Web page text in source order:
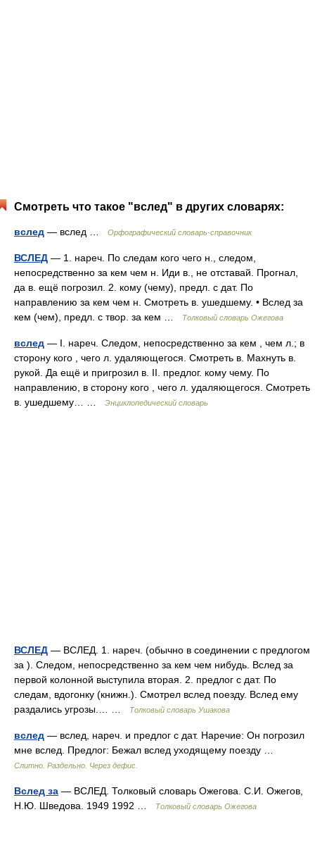
Смотреть что такое "вслед" в других словарях:
вслед — вслед … Орфографический словарь-справочник
ВСЛЕД — 1. нареч. По следам кого чего н., следом,
непосредственно за кем чем н. Иди в., не отставай. Прогнал,
да в. ещё погрозил. 2. кому (чему), предл. с дат. По
направлению за кем чем н. Смотреть в. ушедшему. • Вслед за
кем (чем), предл. с твор. за кем …
Толковый словарь Ожегова
вслед — I. нареч. Следом, непосредственно за кем , чем л.; в
сторону кого , чего л. удаляющегося. Смотреть в. Махнуть в.
рукой. Да ещё и пригрозил в. II. предлог. кому чему. По
направлению, в сторону кого , чего л. удаляющегося. Смотреть
в. ушедшему… …
Энциклопедический словарь
ВСЛЕД — ВСЛЕД. 1. нареч. (обычно в соединении с предлогом
за ). Следом, непосредственно за кем чем нибудь. Вслед за
первой колонной выступила вторая. 2. предлог с дат. По
следам, вдогонку (книжн.). Смотрел вслед поезду. Вслед ему
раздались угрозы.… …
Толковый словарь Ушакова
вслед — вслед, нареч. и предлог с дат. Наречие: Он погрозил
мне вслед. Предлог: Бежал вслед уходящему поезду …
Слитно. Раздельно. Через дефис.
Вслед за — ВСЛЕД. Толковый словарь Ожегова. С.И. Ожегов,
Н.Ю. Шведова. 1949 1992 …
Толковый словарь Ожегова